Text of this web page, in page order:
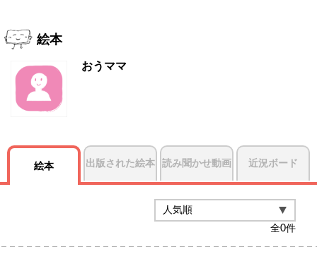
絵本
おうママ
絵本 出版された絵本 読み聞かせ動画 近況ボード
全0件